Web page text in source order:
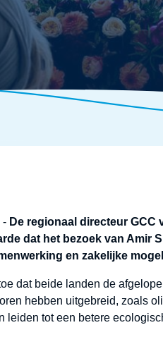
- De regionaal directeur GCC
dat het bezoek van Amir
en zakelijke
dat beide landen de
hebben uitgebreid, zoals
leiden tot een betere